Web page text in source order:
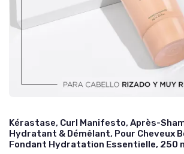
Kérastase, Curl Manifesto, Après-
Hydratant & Démêlant, Pour Cheveux
Fondant Hydratation Essentielle, 250